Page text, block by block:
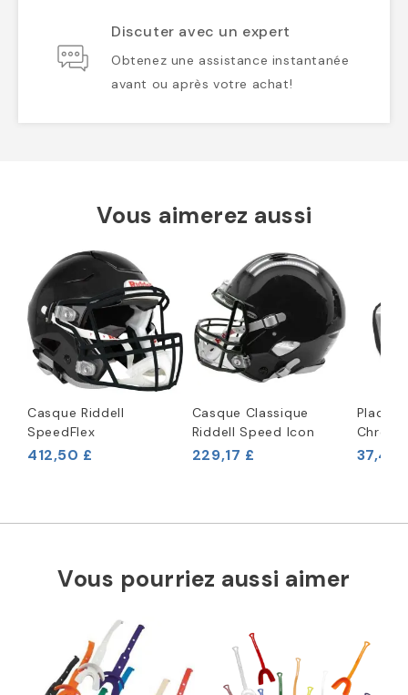
Discuter avec un expert
Obtenez une assistance instantanée
avant ou après votre achat!
Vous aimerez aussi
Casque Riddell
SpeedFlex
412,50 £
Casque Classique
Riddell Speed Icon
229,17 £
Plaque
Chrome
37,46
Vous pourriez aussi aimer